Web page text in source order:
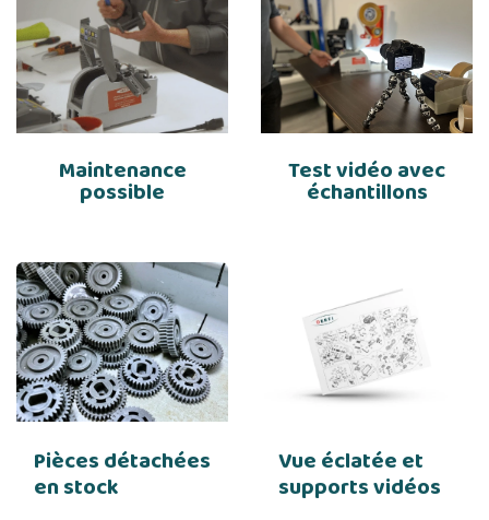
Maintenance
possible
Test vidéo avec
échantillons
Pièces détachées
en stock
Vue éclatée et
supports vidéos